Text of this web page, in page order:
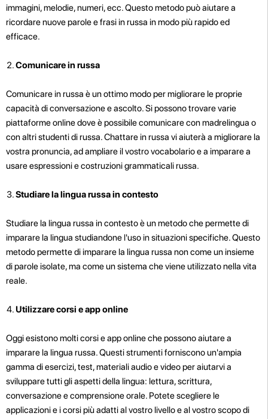
immagini, melodie, numeri, ecc. Questo metodo può aiutare a
ricordare nuove parole e frasi in russa in modo più rapido ed
efficace.
Comunicare in russa
Comunicare in russa è un ottimo modo per migliorare le proprie
capacità di conversazione e ascolto. Si possono trovare varie
piattaforme online dove è possibile comunicare con madrelingua o
con altri studenti di russa. Chattare in russa vi aiuterà a migliorare la
vostra pronuncia, ad ampliare il vostro vocabolario e a imparare a
usare espressioni e costruzioni grammaticali russa.
Studiare la lingua russa in contesto
Studiare la lingua russa in contesto è un metodo che permette di
imparare la lingua studiandone l'uso in situazioni specifiche. Questo
metodo permette di imparare la lingua russa non come un insieme
di parole isolate, ma come un sistema che viene utilizzato nella vita
reale.
Utilizzare corsi e app online
Oggi esistono molti corsi e app online che possono aiutare a
imparare la lingua russa. Questi strumenti forniscono un'ampia
gamma di esercizi, test, materiali audio e video per aiutarvi a
sviluppare tutti gli aspetti della lingua: lettura, scrittura,
conversazione e comprensione orale. Potete scegliere le
applicazioni e i corsi più adatti al vostro livello e al vostro scopo di